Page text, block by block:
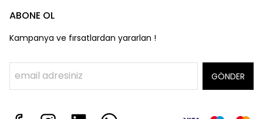
ABONE OL
Kampanya ve fırsatlardan yararlan !
GÖNDER